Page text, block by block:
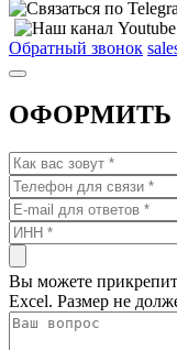
Обратный звонок
ОФОРМИТЬ
Вы можете
Excel. Размер не